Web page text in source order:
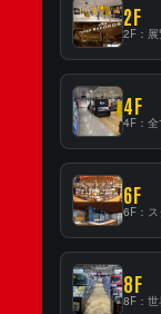
2F
4F
6F
8F